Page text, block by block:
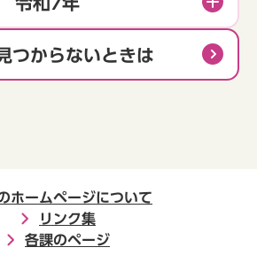
つからないときは
ホームページについて
リンク集
各課のページ